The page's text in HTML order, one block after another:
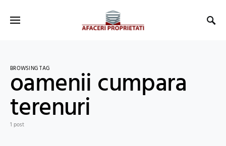
BROWSING TAG
oamenii cumpara
terenuri
1 post